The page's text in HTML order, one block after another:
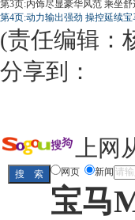
第3页:内饰尽显豪华风范 乘坐舒
第4页:动力输出强劲 操控延续宝
(责任编辑：
分享到：
上网
网页 新闻
宝马